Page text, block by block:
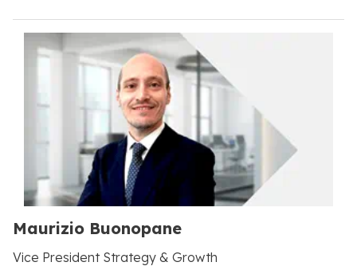
Maurizio Buonopane
Vice President Strategy & Growth